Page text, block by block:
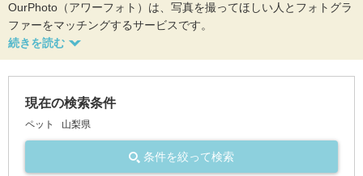
OurPhoto（アワーフォト）は、写真を撮ってほしい人とフォトグラ
ファーをマッチングするサービスです。
現在の検索条件
ペット 山梨県
条件を絞って検索